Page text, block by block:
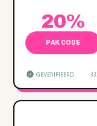
20%
PAK CODE
GEVERIFIEERD